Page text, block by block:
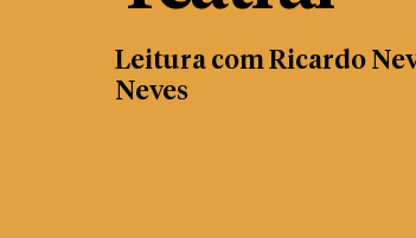
Leitura com Ricardo
Neves